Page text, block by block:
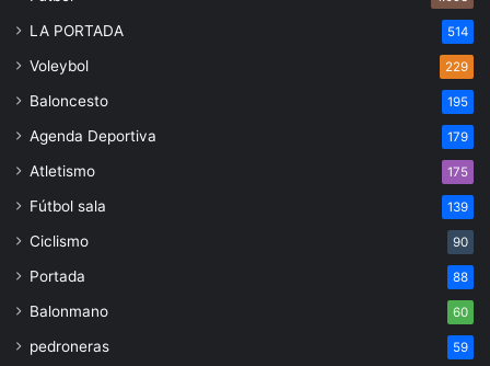
LA PORTADA 514
Voleybol 229
Baloncesto 195
Agenda Deportiva 179
Atletismo 175
Fútbol sala 139
Ciclismo 90
Portada 88
Balonmano 60
pedroneras 59